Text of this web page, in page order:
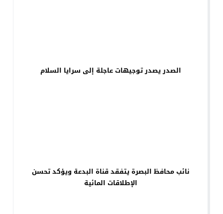
الصدر يصدر توجيهات عاجلة إلى سرايا السلام
نائب محافظ البصرة يتفقد قناة البدعة ويؤكد تحسن
الإطلاقات المائية